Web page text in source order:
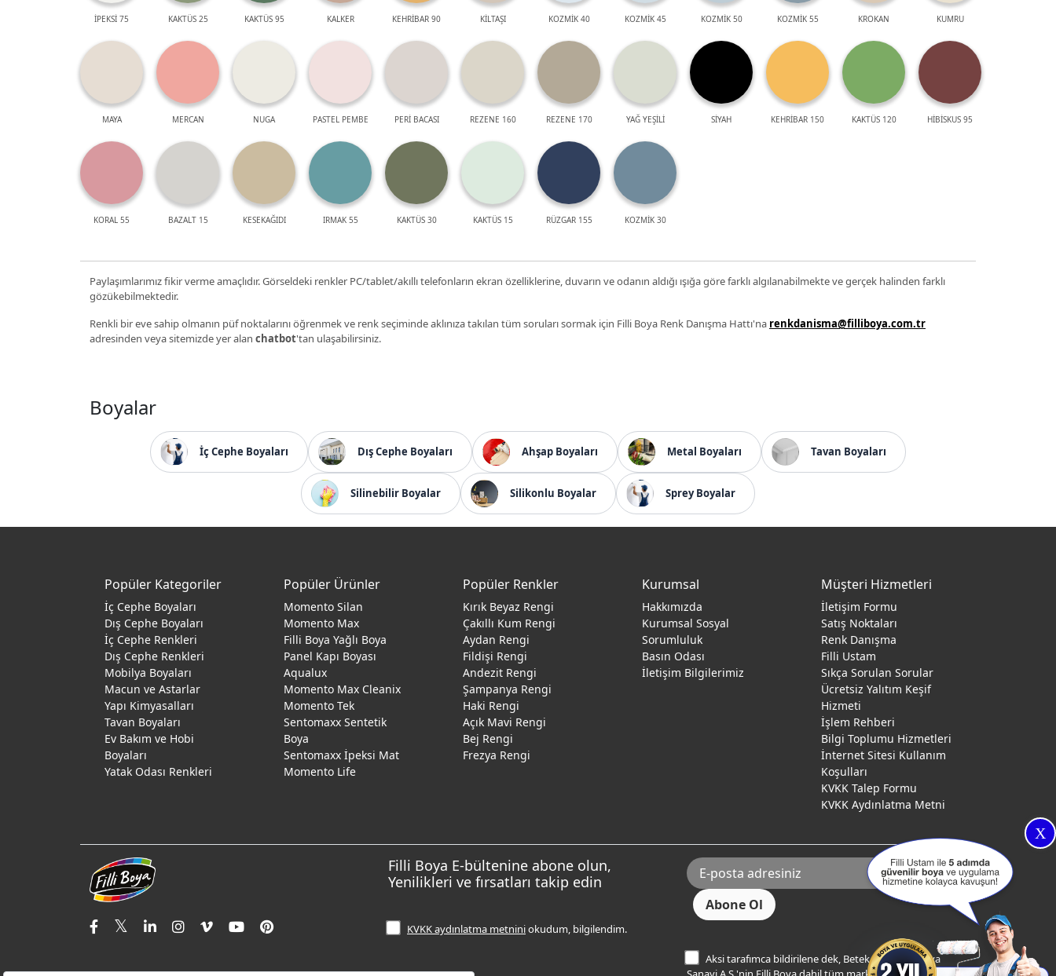
İPEKSİ 75 KAKTÜS 25 KAKTÜS 95 KALKER KEHRİBAR 90 KİLTAŞI KOZMİK 40 KOZMİK 45 KOZMİK 50 KOZMİK 55 KROKAN KUMRU
MAYA MERCAN NUGA PASTEL PEMBE PERİ BACASI REZENE 160 REZENE 170 YAĞ YEŞİLİ SİYAH KEHRİBAR 150 KAKTÜS 120 HİBİSKUS 95
KORAL 55 BAZALT 15 KESEKAĞIDI IRMAK 55 KAKTÜS 30 KAKTÜS 15 RÜZGAR 155 KOZMİK 30
Paylaşımlarımız fikir verme amaçlıdır. Görseldeki renkler PC/tablet/akıllı telefonların ekran özelliklerine, duvarın ve odanın aldığı ışığa göre farklı algılanabilmekte ve gerçek halinden farklı
gözükebilmektedir.
Renkli bir eve sahip olmanın püf noktalarını öğrenmek ve renk seçiminde aklınıza takılan tüm soruları sormak için Filli Boya Renk Danışma Hattı'na renkdanisma@filliboya.com.tr
adresinden veya sitemizde yer alan chatbot'tan ulaşabilirsiniz.
Boyalar
İç Cephe Boyaları Dış Cephe Boyaları Ahşap Boyaları Metal Boyaları Tavan Boyaları
Silinebilir Boyalar Silikonlu Boyalar Sprey Boyalar
X
Popüler Kategoriler
İç Cephe Boyaları
Dış Cephe Boyaları
İç Cephe Renkleri
Dış Cephe Renkleri
Mobilya Boyaları
Macun ve Astarlar
Yapı Kimyasalları
Tavan Boyaları
Ev Bakım ve Hobi
Boyaları
Yatak Odası Renkleri
Popüler Ürünler
Momento Silan
Momento Max
Filli Boya Yağlı Boya
Panel Kapı Boyası
Aqualux
Momento Max Cleanix
Momento Tek
Sentomaxx Sentetik
Boya
Sentomaxx İpeksi Mat
Momento Life
Popüler Renkler
Kırık Beyaz Rengi
Çakıllı Kum Rengi
Aydan Rengi
Fildişi Rengi
Andezit Rengi
Şampanya Rengi
Haki Rengi
Açık Mavi Rengi
Bej Rengi
Frezya Rengi
Kurumsal
Hakkımızda
Kurumsal Sosyal
Sorumluluk
Basın Odası
İletişim Bilgilerimiz
Müşteri Hizmetleri
İletişim Formu
Satış Noktaları
Renk Danışma
Filli Ustam
Sıkça Sorulan Sorular
Ücretsiz Yalıtım Keşif
Hizmeti
İşlem Rehberi
Bilgi Toplumu Hizmetleri
İnternet Sitesi Kullanım
Koşulları
KVKK Talep Formu
KVKK Aydınlatma Metni
Filli Boya E-bültenine abone olun,
Yenilikleri ve fırsatları takip edin
KVKK aydınlatma metniniokudum, bilgilendim.
Aksi tarafımca bildirilene dek, Betek Boya ve Kimya